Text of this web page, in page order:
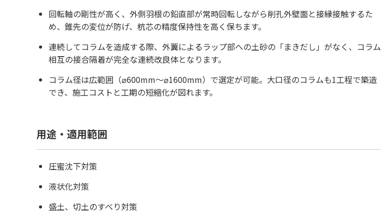
回転軸の剛性が高く、外側羽根の鉛直部が常時回転しながら削孔外壁面と接縁接触するた
め、錐先の変位が防げ、杭芯の精度保持性を高く保ちます。
連続してコラムを造成する際、外翼によるラップ部への土砂の「まきだし」がなく、コラム
相互の接合隔着が完全な連続改良体となります。
コラム径は広範囲（⌀600mm～⌀1600mm）で選定が可能。大口径のコラムも1工程で築造
でき、施工コストと工期の短縮化が図れます。
用途・適用範囲
圧蜜沈下対策
液状化対策
盛土、切土のすべり対策